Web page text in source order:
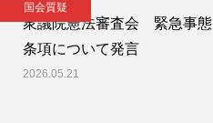
国会質疑
衆議院憲法審査会 緊急事態
条項について発言
2026.05.21